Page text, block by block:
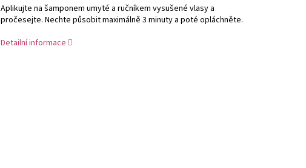
Aplikujte na šamponem umyté a ručníkem vysušené vlasy a
pročesejte. Nechte působit maximálně 3 minuty a poté opláchněte.
Detailní informace